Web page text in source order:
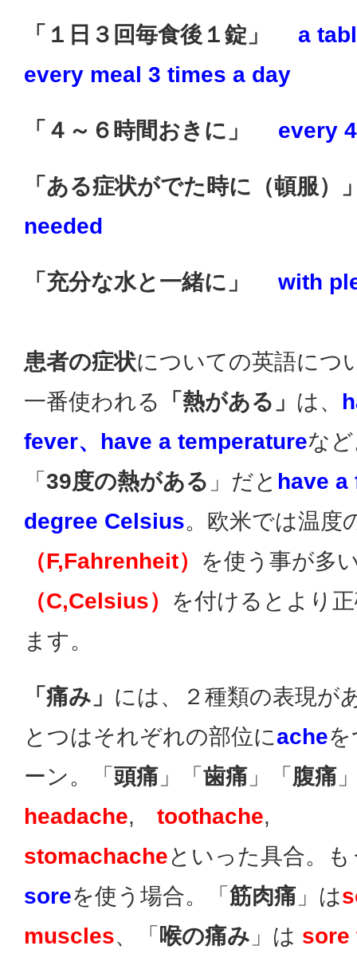
「１日３回毎食後１錠」
a
every meal 3 times a day
「４～６時間おきに」 every
「ある症状がでた時に（頓服）
needed
「充分な水と一緒に」 with
患者の症状についての英語につ
一番使われる
「熱がある」 は、
fever、have a temperatureな
「 39度の熱がある 」だと have a
degree Celsius。欧米では温度
（F,Fahrenheit） を使う事が多
（C,Celsius） を付けるとより
ます。
「痛み」 には、２種類の表現が
とつはそれぞれの部位にache
ーン。「 頭痛 」「 歯痛 」「 腹痛
headache, toothache,
stomachacheといった具合。
soreを使う場合。「 筋肉痛 」は
muscles、「 喉の痛み 」は sore